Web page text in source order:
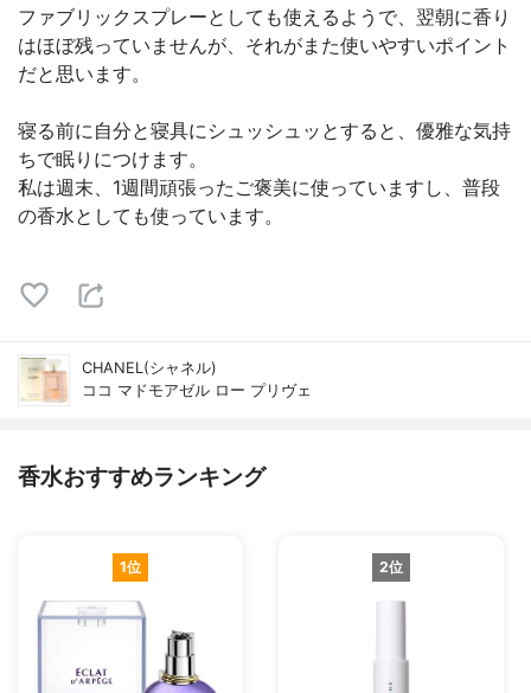
ファブリックスプレーとしても使えるようで、翌朝に香り
はほぼ残っていませんが、それがまた使いやすいポイント
だと思います。
寝る前に自分と寝具にシュッシュッとすると、優雅な気持
ちで眠りにつけます。
私は週末、1週間頑張ったご褒美に使っていますし、普段
の香水としても使っています。
CHANEL(シャネル)
ココ マドモアゼル ロー プリヴェ
香水おすすめランキング
1位 2位